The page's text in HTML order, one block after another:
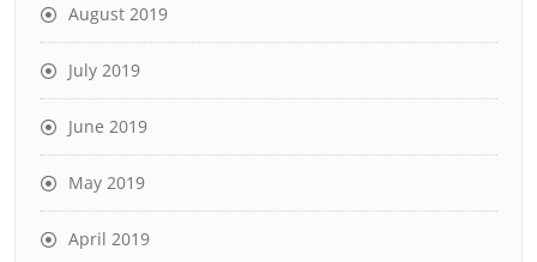
August 2019
July 2019
June 2019
May 2019
April 2019